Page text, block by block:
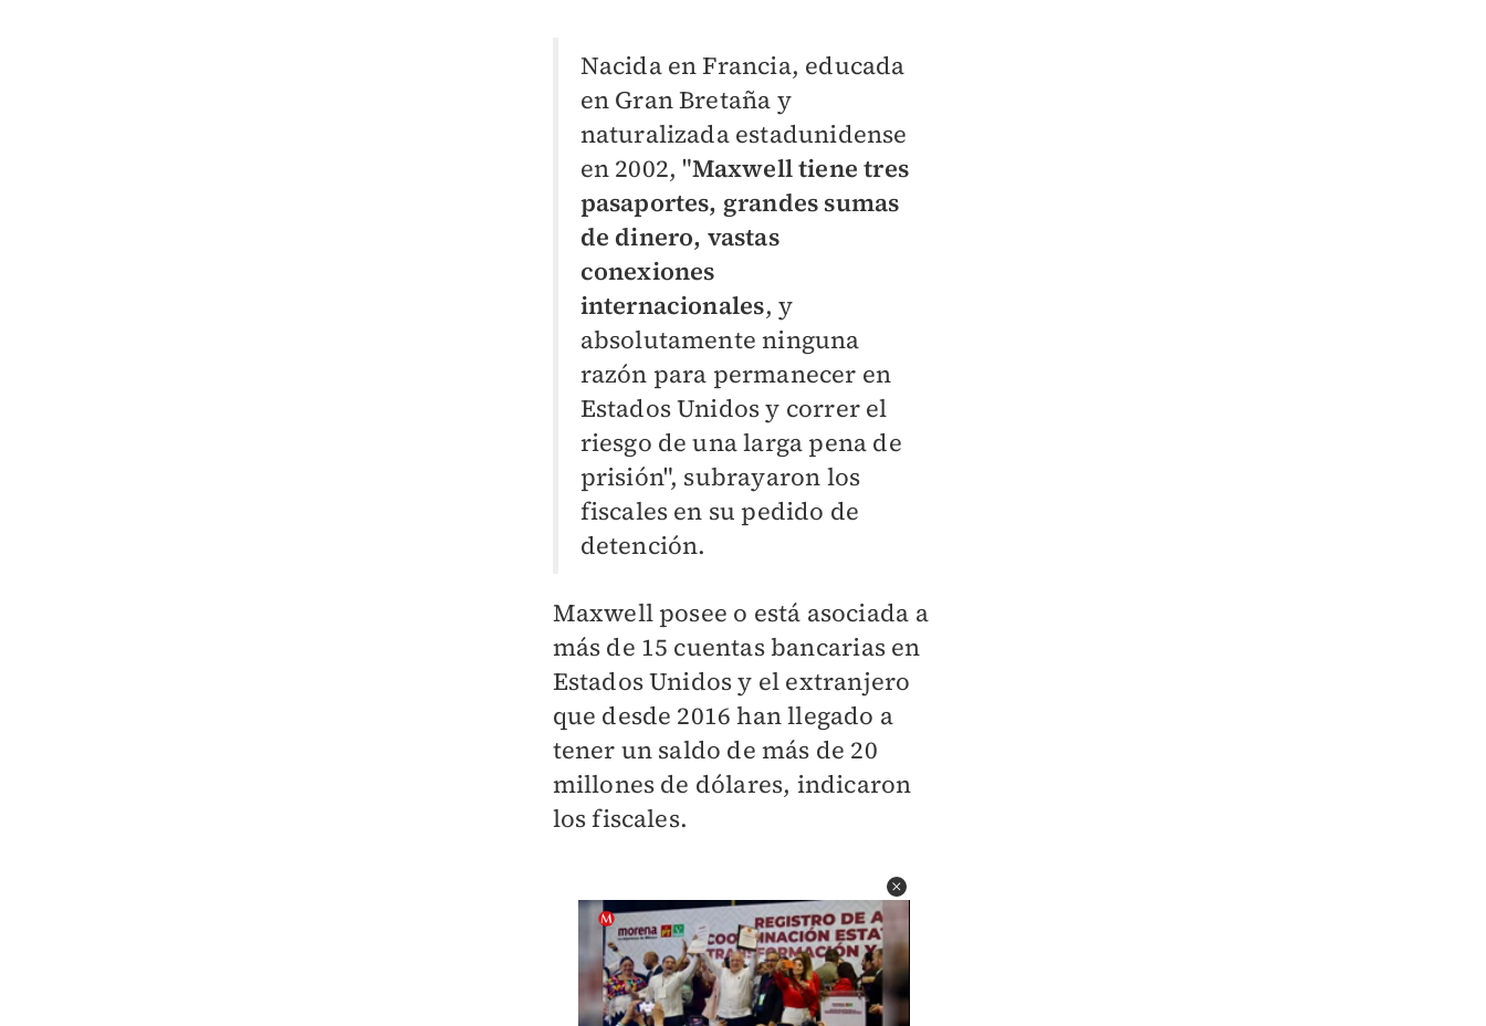
Nacida en Francia, educada
en Gran Bretaña y
naturalizada estadunidense
en 2002, "Maxwell tiene tres
pasaportes, grandes sumas
de dinero, vastas
conexiones
internacionales, y
absolutamente ninguna
razón para permanecer en
Estados Unidos y correr el
riesgo de una larga pena de
prisión", subrayaron los
fiscales en su pedido de
detención.
Maxwell posee o está asociada a
más de 15 cuentas bancarias en
Estados Unidos y el extranjero
que desde 2016 han llegado a
tener un saldo de más de 20
millones de dólares, indicaron
los fiscales.